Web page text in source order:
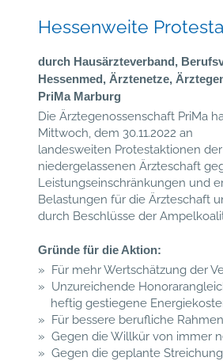
Hessenweite
durch Hausärzteverband,
Hessenmed, Ärztenetze,
PriMa Marburg
Die Ärztegenossenschaft PriMa
Mittwoch, dem 30.11.2022 an
landesweiten Protestaktionen der
niedergelassenen Ärzteschaft
Leistungseinschränkungen und
Belastungen für die Ärzteschaft
durch Beschlüsse der
Gründe für die Aktion:
» Für mehr Wertschätzung der
» Unzureichende
heftig gestiegene
» Für bessere berufliche
» Gegen die Willkür von immer
» Gegen die geplante